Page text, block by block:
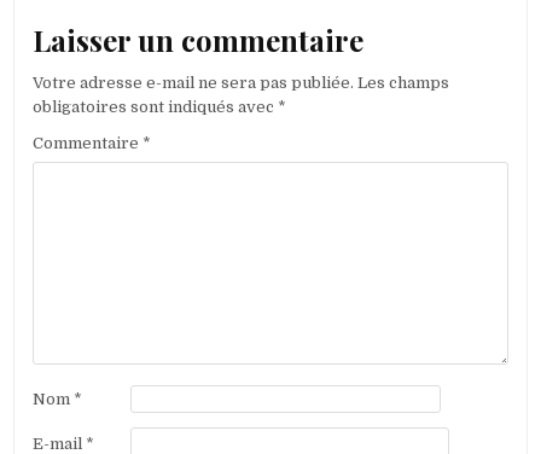
Laisser un commentaire
Votre adresse e-mail ne sera pas publiée. Les champs
obligatoires sont indiqués avec *
Commentaire *
Nom *
E-mail *